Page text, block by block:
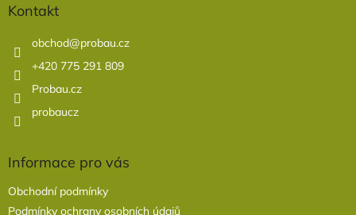
Kontakt
obchod@probau.cz
+420 775 291 809
Probau.cz
probaucz
Informace pro vás
Obchodní podmínky
Podmínky ochrany osobních údajů